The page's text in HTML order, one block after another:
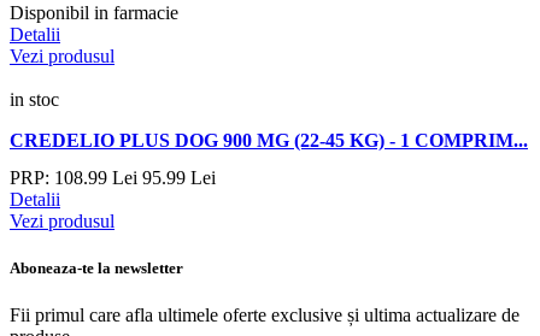
Disponibil in farmacie
Detalii
Vezi produsul
in stoc
CREDELIO PLUS DOG 900 MG (22-45 KG) - 1 COMPRIM...
PRP: 108.99 Lei 95.99 Lei
Detalii
Vezi produsul
Aboneaza-te la newsletter
Fii primul care afla ultimele oferte exclusive și ultima actualizare de